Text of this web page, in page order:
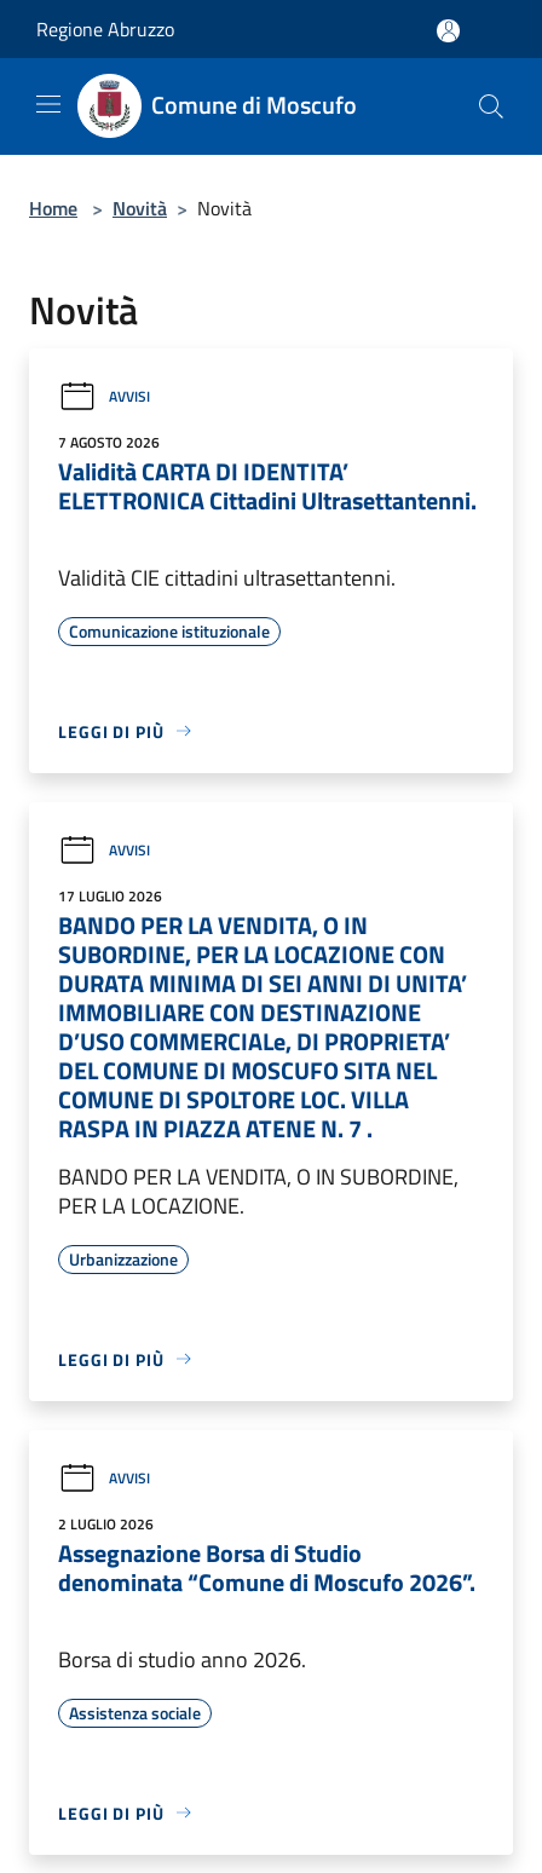
Regione Abruzzo
Comune di Moscufo
Home > Novità > Novità
Novità
AVVISI
7 AGOSTO 2026
Validità CARTA DI IDENTITA’
ELETTRONICA Cittadini Ultrasettantenni.
Validità CIE cittadini ultrasettantenni.
Comunicazione istituzionale
LEGGI DI PIÙ
AVVISI
17 LUGLIO 2026
BANDO PER LA VENDITA, O IN
SUBORDINE, PER LA LOCAZIONE CON
DURATA MINIMA DI SEI ANNI DI UNITA’
IMMOBILIARE CON DESTINAZIONE
D’USO COMMERCIALe, DI PROPRIETA’
DEL COMUNE DI MOSCUFO SITA NEL
COMUNE DI SPOLTORE LOC. VILLA
RASPA IN PIAZZA ATENE N. 7 .
BANDO PER LA VENDITA, O IN SUBORDINE,
PER LA LOCAZIONE.
Urbanizzazione
LEGGI DI PIÙ
AVVISI
2 LUGLIO 2026
Assegnazione Borsa di Studio
denominata “Comune di Moscufo 2026”.
Borsa di studio anno 2026.
Assistenza sociale
LEGGI DI PIÙ